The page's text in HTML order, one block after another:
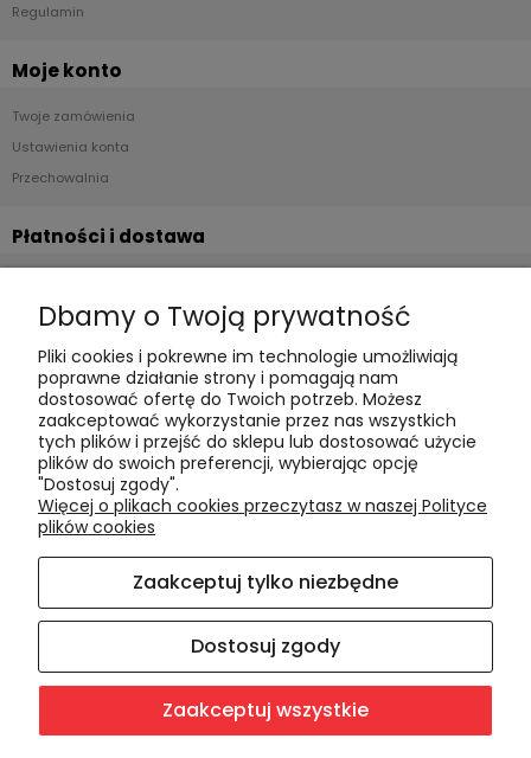
Regulamin
Moje konto
Twoje zamówienia
Ustawienia konta
Przechowalnia
Płatności i dostawa
Czas realizacji i koszty dostawy
Informacje
Polityka cookies
Polityka prywatności
Blog
O nas
Kontakt i dane firmy
O firmie
Dbamy o Twoją prywatność
Pliki cookies i pokrewne im technologie umożliwiają
poprawne działanie strony i pomagają nam
dostosować ofertę do Twoich potrzeb. Możesz
zaakceptować wykorzystanie przez nas wszystkich
tych plików i przejść do sklepu lub dostosować użycie
plików do swoich preferencji, wybierając opcję
"Dostosuj zgody".
Więcej o plikach cookies przeczytasz w naszej Polityce
plików cookies
Zaakceptuj tylko niezbędne
Dostosuj zgody
Zaakceptuj wszystkie